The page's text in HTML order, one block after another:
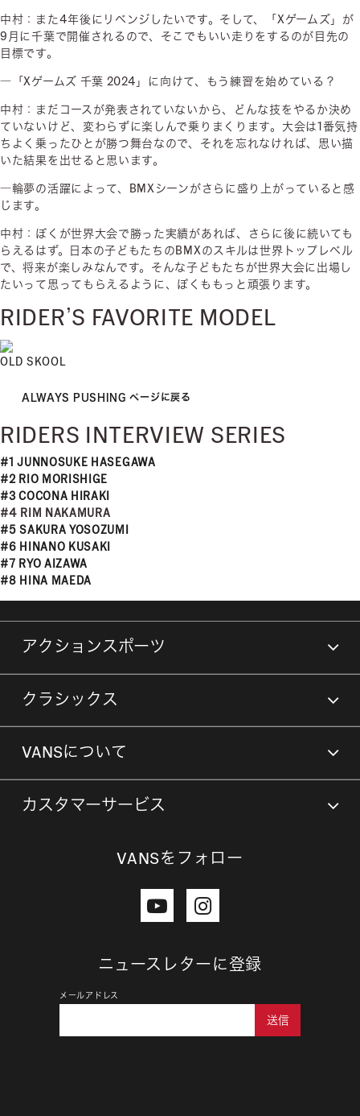
中村：また4年後にリベンジしたいです。そして、「Xゲームズ」が
9月に千葉で開催されるので、そこでもいい走りをするのが目先の
目標です。
―「Xゲームズ 千葉 2024」に向けて、もう練習を始めている？
中村：まだコースが発表されていないから、どんな技をやるか決め
ていないけど、変わらずに楽しんで乗りまくります。大会は1番気持
ちよく乗ったひとが勝つ舞台なので、それを忘れなければ、思い描
いた結果を出せると思います。
―輪夢の活躍によって、BMXシーンがさらに盛り上がっていると感
じます。
中村：ぼくが世界大会で勝った実績があれば、さらに後に続いても
らえるはず。日本の子どもたちのBMXのスキルは世界トップレベル
で、将来が楽しみなんです。そんな子どもたちが世界大会に出場し
たいって思ってもらえるように、ぼくももっと頑張ります。
RIDER’S FAVORITE MODEL
OLD SKOOL
ALWAYS PUSHING ページに戻る
RIDERS INTERVIEW SERIES
#1 JUNNOSUKE HASEGAWA
#2 RIO MORISHIGE
#3 COCONA HIRAKI
#4 RIM NAKAMURA
#5 SAKURA YOSOZUMI
#6 HINANO KUSAKI
#7 RYO AIZAWA
#8 HINA MAEDA
アクションスポーツ
クラシックス
VANSについて
カスタマーサービス
VANSをフォロー
ニュースレターに登録
メールアドレス
送信